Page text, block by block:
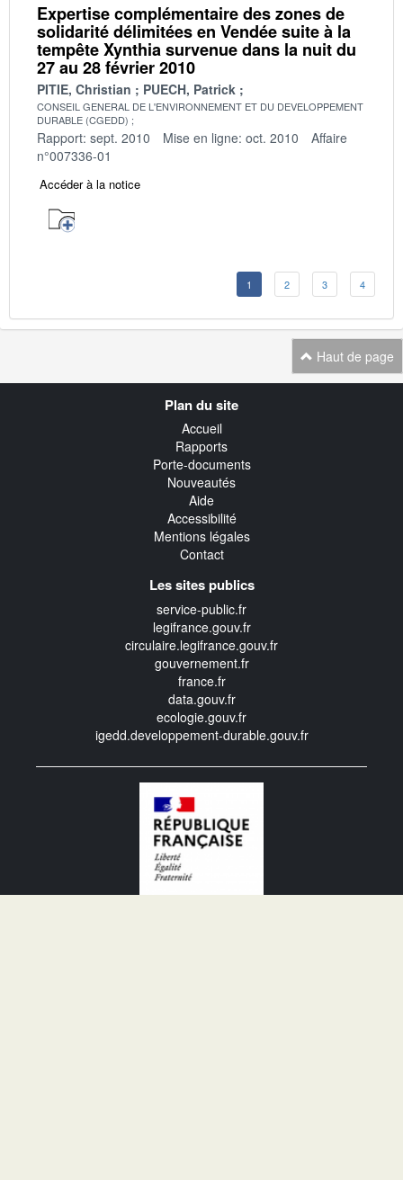
Expertise complémentaire des zones de
solidarité délimitées en Vendée suite à la
tempête Xynthia survenue dans la nuit du
27 au 28 février 2010
PITIE, Christian PUECH, Patrick
CONSEIL GENERAL DE L'ENVIRONNEMENT ET DU DEVELOPPEMENT
DURABLE (CGEDD)
Rapport: sept. 2010 Mise en ligne: oct. 2010
Affaire
n°007336-01
Accéder à la notice
1 2 3 4
Haut de page
Plan du site
Accueil
Rapports
Porte-documents
Nouveautés
Aide
Accessibilité
Mentions légales
Contact
Les sites publics
service-public.fr
legifrance.gouv.fr
circulaire.legifrance.gouv.fr
gouvernement.fr
france.fr
data.gouv.fr
ecologie.gouv.fr
igedd.developpement-durable.gouv.fr